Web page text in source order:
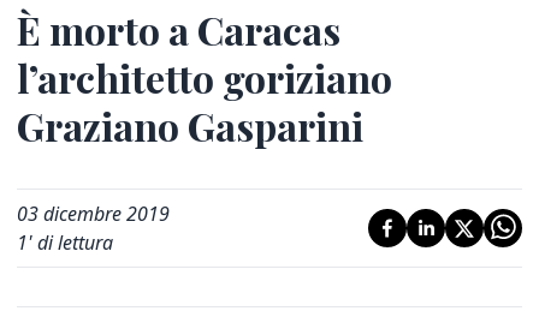
È morto a Caracas
l’architetto goriziano
Graziano Gasparini
03 dicembre 2019
1' di lettura